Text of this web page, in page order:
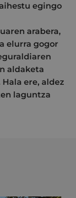
egingo
arabera,
elurra gogor
aldaketa
ere, aldez
laguntza